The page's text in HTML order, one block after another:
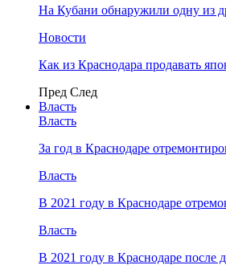
На Кубани обнаружили одну из
Новости
Как из Краснодара продавать
Пред След
Власть
Власть
За год в Краснодаре
Власть
В 2021 году в Краснодаре
Власть
В 2021 году в Краснодаре после